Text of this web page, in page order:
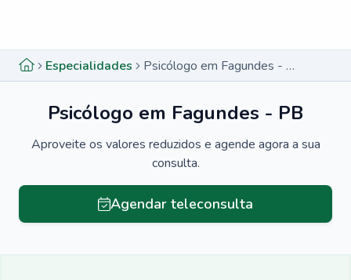
Especialidades Psicólogo em Fagundes - PB
Psicólogo em Fagundes - PB
Aproveite os valores reduzidos e agende agora a sua
consulta.
Agendar teleconsulta